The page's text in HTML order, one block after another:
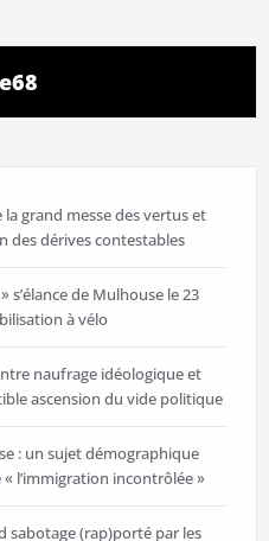
la grand messe des vertus et
des dérives contestables
s’élance de Mulhouse le 23
à vélo
naufrage idéologique et
ascension du vide politique
: un sujet démographique
l’immigration incontrôlée »
sabotage (rap)porté par les